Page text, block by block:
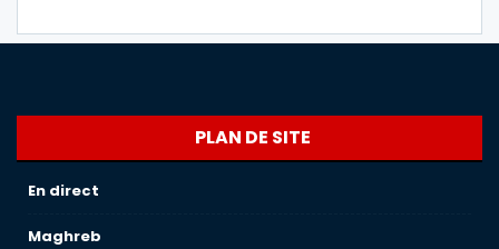
PLAN DE SITE
En direct
Maghreb